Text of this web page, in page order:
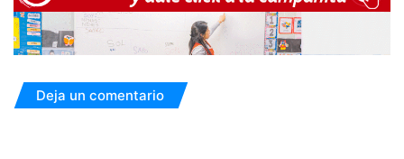
Deja un comentario